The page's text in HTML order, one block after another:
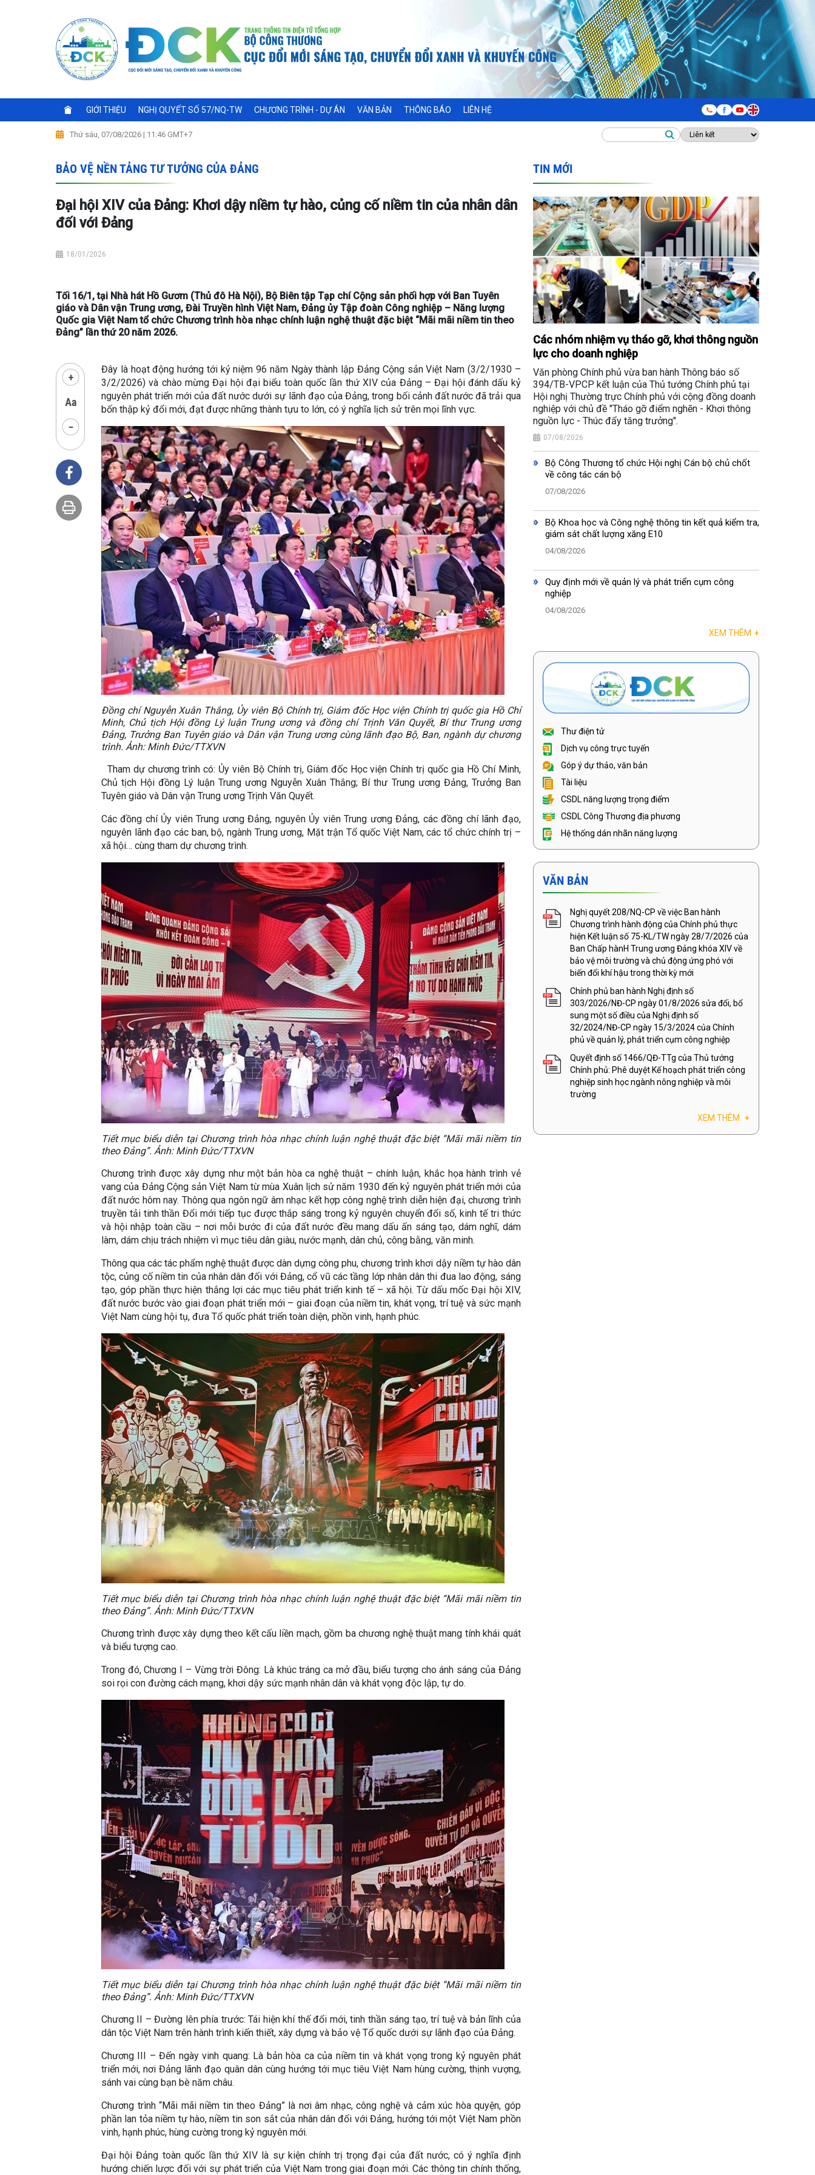
GIỚI THIỆU NGHỊ QUYẾT SỐ 57/NQ-TW CHƯƠNG TRÌNH - DỰ ÁN VĂN BẢN THÔNG BÁO LIÊN HỆ
Thứ sáu, 07/08/2026 | 11:46 GMT+7
BẢO VỆ NỀN TẢNG TƯ TƯỞNG CỦA ĐẢNG
Đại hội XIV của Đảng: Khơi dậy niềm tự hào, củng cố niềm tin của nhân dân
đối với Đảng
18/01/2026
Tối 16/1, tại Nhà hát Hồ Gươm (Thủ đô Hà Nội), Bộ Biên tập Tạp chí Cộng sản phối hợp với Ban Tuyên
giáo và Dân vận Trung ương, Đài Truyền hình Việt Nam, Đảng ủy Tập đoàn Công nghiệp – Năng lượng
Quốc gia Việt Nam tổ chức Chương trình hòa nhạc chính luận nghệ thuật đặc biệt “Mãi mãi niềm tin theo
Đảng” lần thứ 20 năm 2026.
Đây là hoạt động hướng tới kỷ niệm 96 năm Ngày thành lập Đảng Cộng sản Việt Nam (3/2/1930 –
3/2/2026) và chào mừng Đại hội đại biểu toàn quốc lần thứ XIV của Đảng – Đại hội đánh dấu kỷ
nguyên phát triển mới của đất nước dưới sự lãnh đạo của Đảng, trong bối cảnh đất nước đã trải qua
bốn thập kỷ đổi mới, đạt được những thành tựu to lớn, có ý nghĩa lịch sử trên mọi lĩnh vực.
Đồng chí Nguyễn Xuân Thắng, Ủy viên Bộ Chính trị, Giám đốc Học viện Chính trị quốc gia Hồ Chí
Minh, Chủ tịch Hội đồng Lý luận Trung ương và đồng chí Trịnh Văn Quyết, Bí thư Trung ương
Đảng, Trưởng Ban Tuyên giáo và Dân vận Trung ương cùng lãnh đạo Bộ, Ban, ngành dự chương
trình. Ảnh: Minh Đức/TTXVN
Tham dự chương trình có: Ủy viên Bộ Chính trị, Giám đốc Học viện Chính trị quốc gia Hồ Chí Minh,
Chủ tịch Hội đồng Lý luận Trung ương Nguyễn Xuân Thắng; Bí thư Trung ương Đảng, Trưởng Ban
Tuyên giáo và Dân vận Trung ương Trịnh Văn Quyết.
Các đồng chí Ủy viên Trung ương Đảng, nguyên Ủy viên Trung ương Đảng, các đồng chí lãnh đạo,
nguyên lãnh đạo các ban, bộ, ngành Trung ương, Mặt trận Tổ quốc Việt Nam, các tổ chức chính trị –
xã hội… cùng tham dự chương trình.
Tiết mục biểu diễn tại Chương trình hòa nhạc chính luận nghệ thuật đặc biệt “Mãi mãi niềm tin
theo Đảng”. Ảnh: Minh Đức/TTXVN
Chương trình được xây dựng như một bản hòa ca nghệ thuật – chính luận, khắc họa hành trình vẻ
vang của Đảng Cộng sản Việt Nam từ mùa Xuân lịch sử năm 1930 đến kỷ nguyên phát triển mới của
đất nước hôm nay. Thông qua ngôn ngữ âm nhạc kết hợp công nghệ trình diễn hiện đại, chương trình
truyền tải tinh thần Đổi mới tiếp tục được thắp sáng trong kỷ nguyên chuyển đổi số, kinh tế tri thức
và hội nhập toàn cầu – nơi mỗi bước đi của đất nước đều mang dấu ấn sáng tạo, dám nghĩ, dám
làm, dám chịu trách nhiệm vì mục tiêu dân giàu, nước mạnh, dân chủ, công bằng, văn minh.
Thông qua các tác phẩm nghệ thuật được dàn dựng công phu, chương trình khơi dậy niềm tự hào dân
tộc, củng cố niềm tin của nhân dân đối với Đảng, cổ vũ các tầng lớp nhân dân thi đua lao động, sáng
tạo, góp phần thực hiện thắng lợi các mục tiêu phát triển kinh tế – xã hội. Từ dấu mốc Đại hội XIV,
đất nước bước vào giai đoạn phát triển mới – giai đoạn của niềm tin, khát vọng, trí tuệ và sức mạnh
Việt Nam cùng hội tụ, đưa Tổ quốc phát triển toàn diện, phồn vinh, hạnh phúc.
Tiết mục biểu diễn tại Chương trình hòa nhạc chính luận nghệ thuật đặc biệt “Mãi mãi niềm tin
theo Đảng”. Ảnh: Minh Đức/TTXVN
Chương trình được xây dựng theo kết cấu liền mạch, gồm ba chương nghệ thuật mang tính khái quát
và biểu tượng cao.
Trong đó, Chương I – Vừng trời Đông: Là khúc tráng ca mở đầu, biểu tượng cho ánh sáng của Đảng
soi rọi con đường cách mạng, khơi dậy sức mạnh nhân dân và khát vọng độc lập, tự do.
Tiết mục biểu diễn tại Chương trình hòa nhạc chính luận nghệ thuật đặc biệt “Mãi mãi niềm tin
theo Đảng”. Ảnh: Minh Đức/TTXVN
Chương II – Đường lên phía trước: Tái hiện khí thế đổi mới, tinh thần sáng tạo, trí tuệ và bản lĩnh của
dân tộc Việt Nam trên hành trình kiến thiết, xây dựng và bảo vệ Tổ quốc dưới sự lãnh đạo của Đảng.
Chương III – Đến ngày vinh quang: Là bản hòa ca của niềm tin và khát vọng trong kỷ nguyên phát
triển mới, nơi Đảng lãnh đạo quân dân cùng hướng tới mục tiêu Việt Nam hùng cường, thịnh vượng,
sánh vai cùng bạn bè năm châu.
Chương trình “Mãi mãi niềm tin theo Đảng” là nơi âm nhạc, công nghệ và cảm xúc hòa quyện, góp
phần lan tỏa niềm tự hào, niềm tin son sắt của nhân dân đối với Đảng, hướng tới một Việt Nam phồn
vinh, hạnh phúc, hùng cường trong kỷ nguyên mới.
Đại hội Đảng toàn quốc lần thứ XIV là sự kiện chính trị trọng đại của đất nước, có ý nghĩa định
hướng chiến lược đối với sự phát triển của Việt Nam trong giai đoạn mới. Các thông tin chính thống,
TIN MỚI
Các nhóm nhiệm vụ tháo gỡ, khơi thông nguồn
lực cho doanh nghiệp
Văn phòng Chính phủ vừa ban hành Thông báo số
394/TB-VPCP kết luận của Thủ tướng Chính phủ tại
Hội nghị Thường trực Chính phủ với cộng đồng doanh
nghiệp với chủ đề "Tháo gỡ điểm nghẽn - Khơi thông
nguồn lực - Thúc đẩy tăng trưởng".
07/08/2026
Bộ Công Thương tổ chức Hội nghị Cán bộ chủ chốt
về công tác cán bộ
07/08/2026
Bộ Khoa học và Công nghệ thông tin kết quả kiểm tra,
giám sát chất lượng xăng E10
04/08/2026
Quy định mới về quản lý và phát triển cụm công
nghiệp
04/08/2026
XEM THÊM +
Thư điện tử
Dịch vụ công trực tuyến
Góp ý dự thảo, văn bản
Tài liệu
CSDL năng lượng trọng điểm
CSDL Công Thương địa phương
Hệ thống dán nhãn năng lượng
VĂN BẢN
Nghị quyết 208/NQ-CP về việc Ban hành
Chương trình hành động của Chính phủ thực
hiện Kết luận số 75-KL/TW ngày 28/7/2026 của
Ban Chấp hànH Trung ương Đảng khóa XIV về
bảo vệ môi trường và chủ động ứng phó với
biến đổi khí hậu trong thời kỳ mới
Chính phủ ban hành Nghị định số
303/2026/NĐ-CP ngày 01/8/2026 sửa đổi, bổ
sung một số điều của Nghị định số
32/2024/NĐ-CP ngày 15/3/2024 của Chính
phủ về quản lý, phát triển cụm công nghiệp
Quyết định số 1466/QĐ-TTg của Thủ tướng
Chính phủ: Phê duyệt Kế hoạch phát triển công
nghiệp sinh học ngành nông nghiệp và môi
trường
XEM THÊM +